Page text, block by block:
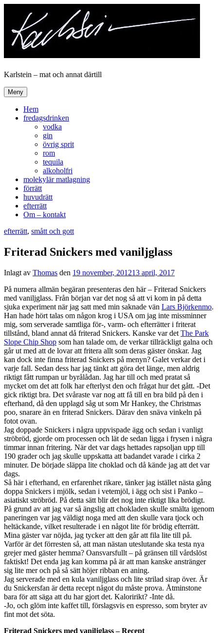
innehåll
Karlstein – mat och annat därtill
Meny
Hem
fredagsdrinken
vodka
gin
övrig sprit
rom
tequila
alkoholfri
molekylär matlagning
förrätt
huvudrätt
efterrätt
Om – kontakt
efterrätt, smått och gott
Friterad Snickers med vaniljglass
Inlagt av Thomas den 19 november, 201213 april, 2017
På numera allmän begäran presenteras den här – Friterad Snickers
med vaniljglass. Från början var det nog så att vi kom in på detta
sjuka experiment när jag satt med min saknade vän Lars Björkenmo.
Han hade hört talas om någon krog i USA om jag inte missminner
mig, som serverade samtliga för-, varm- och efterrätter i friterat
tillstånd, bland annat då friterad Snickers. Kanske var det The Park
Slope Chip Shop som han talade om, de verkar tillräckligt galna och
går ut med att de lovar att fritera allt som deras gäster önskar. Jag
kan dock inte finna friterad Snickers på menyn? Galet verkar det i
varje fall. Sedan dess har jag tänkt att göra det länge, men aldrig
riktigt fått rumpan ur byrålådan. Jag har till och med pratat så
mycket om det att folk har efterlyst den och frågat hur det gått. -Det
gick riktigt bra. Det svåraste var nog att få till en bra bild på den i
efterhand, då den upplagd såg ut som Mr Hankey, the Christmas
poo, snarare än en friterad Snickers. Därav den snäva vinkeln på
fotot ovan.
Jag doppade Snickers i några uppvispade ägg och sedan i vanligt
ströbröd, gjorde om processen och lät de sedan ligga i frysen i några
timmar innan fritering. När det var dags hettades rapsoljan upp till
190 grader och jag skulle uppskatta att badandet varade i cirka 2
minuter. De började släppa lite choklad och då kände jag att det var
dags.
Så här i efterhand, en erfarenhet rikare, tänker jag istället nästa gång
doppa Snickers i mjölk, sedan i vetemjöl, i ägg och sist i Panko –
asiatiskt ströbröd. På detta sätt blir det nog inte riktigt lika brödigt.
På grund av att jag var så ängslig att chokladen skulle smälta igenom
paneringen var jag väldigt noga med att den skulle vara tjock och
heltäckande, vilket resulterade i en något lite för brödig efterrätt.
Mina gäster var nöjda, jag tycker att den går att fila lite till på.
Varför är det förresten så, att man nästan uteslutande ska testa nya
grejer med gäster hemma? Oansvarsfullt – på gränsen till vårdslöst
faktiskt! Det enda jag kan komma på är att man kanske anstränger
sig lite mer och på så sätt höjer ribban en aning.
Jag serverade med en kula vaniljglass och lite strilad sirap över. Är
du Snickersfan är detta recept något du måste prova. Åtminstone
bara för att säga att du har gjort det. Kaloririkt? -Inte då.
-Jo, och glöm inte kaffet till, förslagsvis en espresso, som bryter av
fint mot det söta.
Friterad Snickers med vaniljglass – Recept